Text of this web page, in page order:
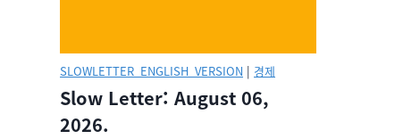
SLOWLETTER_ENGLISH_VERSION | 경제
Slow Letter: August 06,
2026.